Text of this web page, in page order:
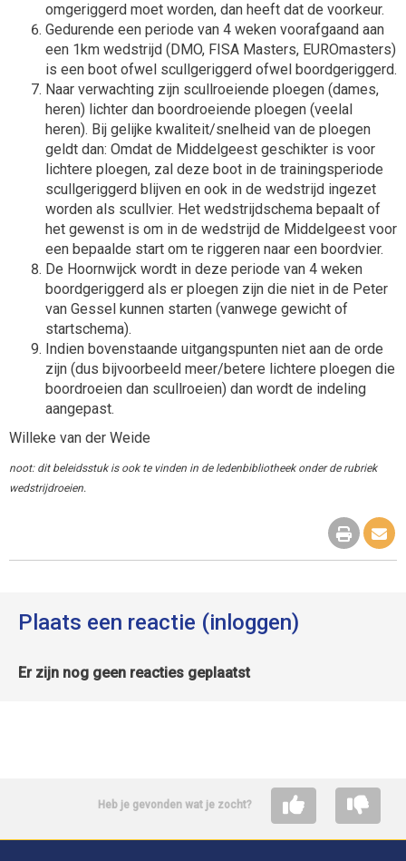
omgeriggerd moet worden, dan heeft dat de voorkeur.
Gedurende een periode van 4 weken voorafgaand aan
een 1km wedstrijd (DMO, FISA Masters, EUROmasters)
is een boot ofwel scullgeriggerd ofwel boordgeriggerd.
Naar verwachting zijn scullroeiende ploegen (dames,
heren) lichter dan boordroeiende ploegen (veelal
heren). Bij gelijke kwaliteit/snelheid van de ploegen
geldt dan: Omdat de Middelgeest geschikter is voor
lichtere ploegen, zal deze boot in de trainingsperiode
scullgeriggerd blijven en ook in de wedstrijd ingezet
worden als scullvier. Het wedstrijdschema bepaalt of
het gewenst is om in de wedstrijd de Middelgeest voor
een bepaalde start om te riggeren naar een boordvier.
De Hoornwijck wordt in deze periode van 4 weken
boordgeriggerd als er ploegen zijn die niet in de Peter
van Gessel kunnen starten (vanwege gewicht of
startschema).
Indien bovenstaande uitgangspunten niet aan de orde
zijn (dus bijvoorbeeld meer/betere lichtere ploegen die
boordroeien dan scullroeien) dan wordt de indeling
aangepast.
Willeke van der Weide
noot: dit beleidsstuk is ook te vinden in de ledenbibliotheek onder de rubriek
wedstrijdroeien.
Plaats een reactie (inloggen)
Er zijn nog geen reacties geplaatst
Heb je gevonden wat je zocht?